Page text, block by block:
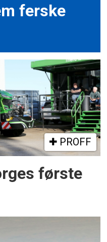
ferske
PROFF
første